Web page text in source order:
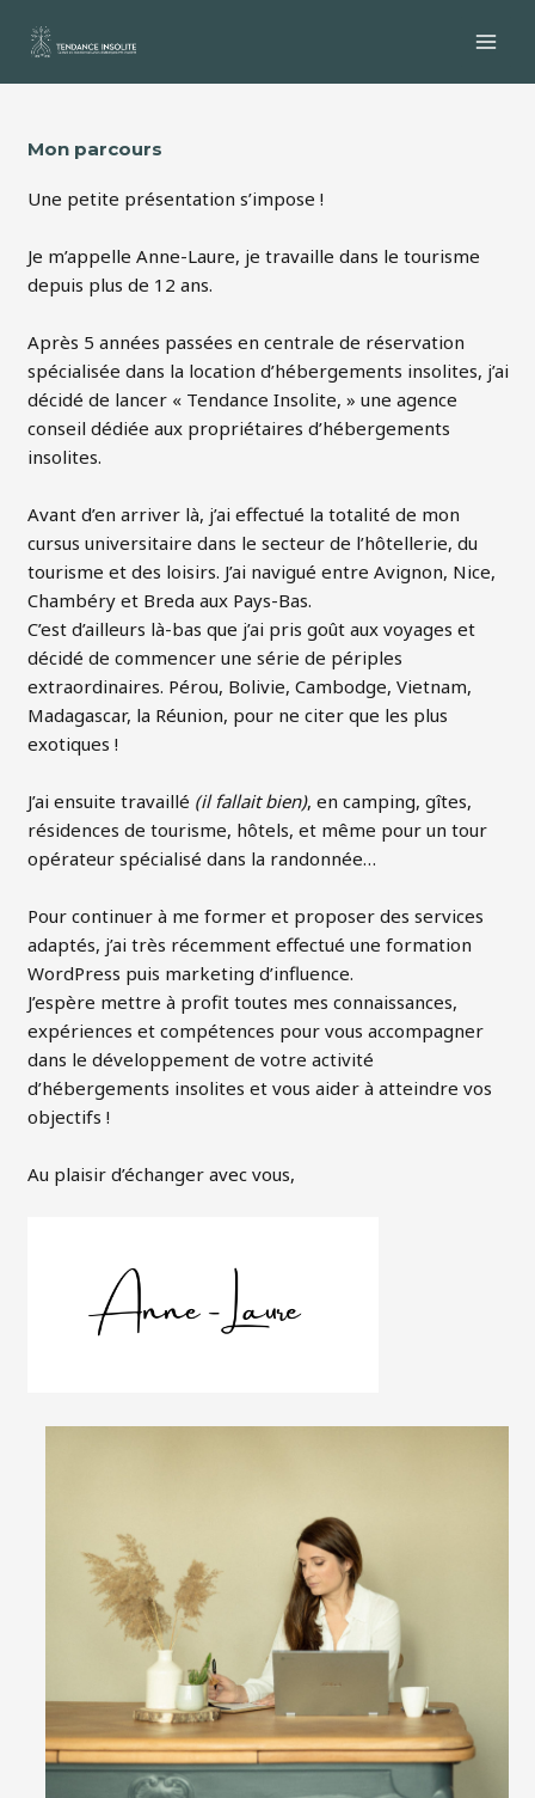
Mon parcours
Une petite présentation s’impose !
Je m’appelle Anne-Laure, je travaille dans le tourisme
depuis plus de 12 ans.
Après 5 années passées en centrale de réservation
spécialisée dans la location d’hébergements insolites, j’ai
décidé de lancer « Tendance Insolite, » une agence
conseil dédiée aux propriétaires d’hébergements
insolites.
Avant d’en arriver là, j’ai effectué la totalité de mon
cursus universitaire dans le secteur de l’hôtellerie, du
tourisme et des loisirs. J’ai navigué entre Avignon, Nice,
Chambéry et Breda aux Pays-Bas.
C’est d’ailleurs là-bas que j’ai pris goût aux voyages et
décidé de commencer une série de périples
extraordinaires. Pérou, Bolivie, Cambodge, Vietnam,
Madagascar, la Réunion, pour ne citer que les plus
exotiques !
J’ai ensuite travaillé (il fallait bien), en camping, gîtes,
résidences de tourisme, hôtels, et même pour un tour
opérateur spécialisé dans la randonnée…
Pour continuer à me former et proposer des services
adaptés, j’ai très récemment effectué une formation
WordPress puis marketing d’influence.
J’espère mettre à profit toutes mes connaissances,
expériences et compétences pour vous accompagner
dans le développement de votre activité
d’hébergements insolites et vous aider à atteindre vos
objectifs !
Au plaisir d’échanger avec vous,